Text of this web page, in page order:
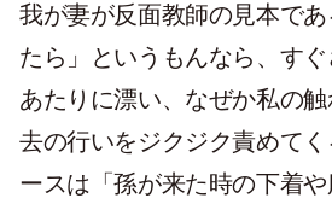
我が妻が反面教師の見本で
たら」というもんなら、す
あたりに漂い、なぜか私の
去の行いをジクジク責めて
ースは「孫が来た時の下着や